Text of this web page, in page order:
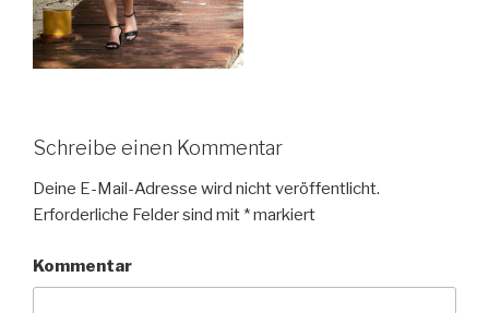
Schreibe einen Kommentar
Deine E-Mail-Adresse wird nicht veröffentlicht.
Erforderliche Felder sind mit *markiert
Kommentar